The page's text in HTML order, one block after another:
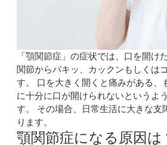
「顎関節症」の症状では、口を開け
関節からパキッ、カックンもしくは
す。 口を大きく開くと痛みがある、
に十分に口が開けられないというよ
す。 その場合、日常生活に大きな支
ります。
顎関節症になる原因は